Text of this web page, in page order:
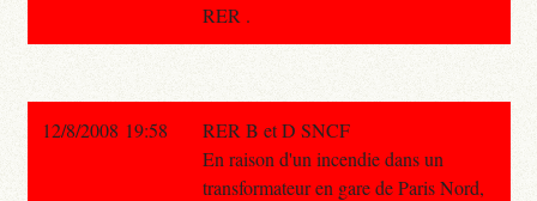
RER .
12/8/2008 19:58
RER B et D SNCF
En raison d'un incendie dans un
transformateur en gare de Paris Nord,